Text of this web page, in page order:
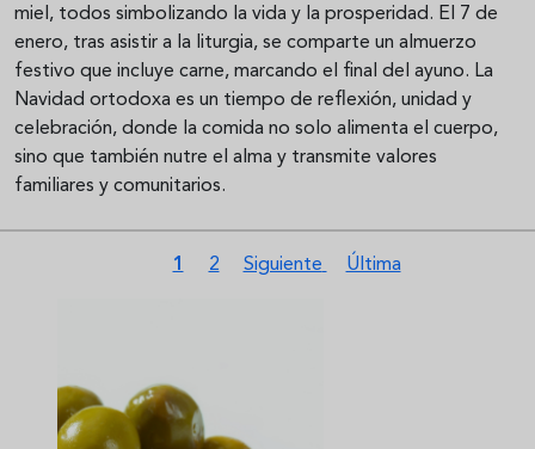
miel, todos simbolizando la vida y la prosperidad. El 7 de
enero, tras asistir a la liturgia, se comparte un almuerzo
festivo que incluye carne, marcando el final del ayuno. La
Navidad ortodoxa es un tiempo de reflexión, unidad y
celebración, donde la comida no solo alimenta el cuerpo,
sino que también nutre el alma y transmite valores
familiares y comunitarios.
Página actual
1 Página
2 Siguiente página
Siguiente Última página
Última